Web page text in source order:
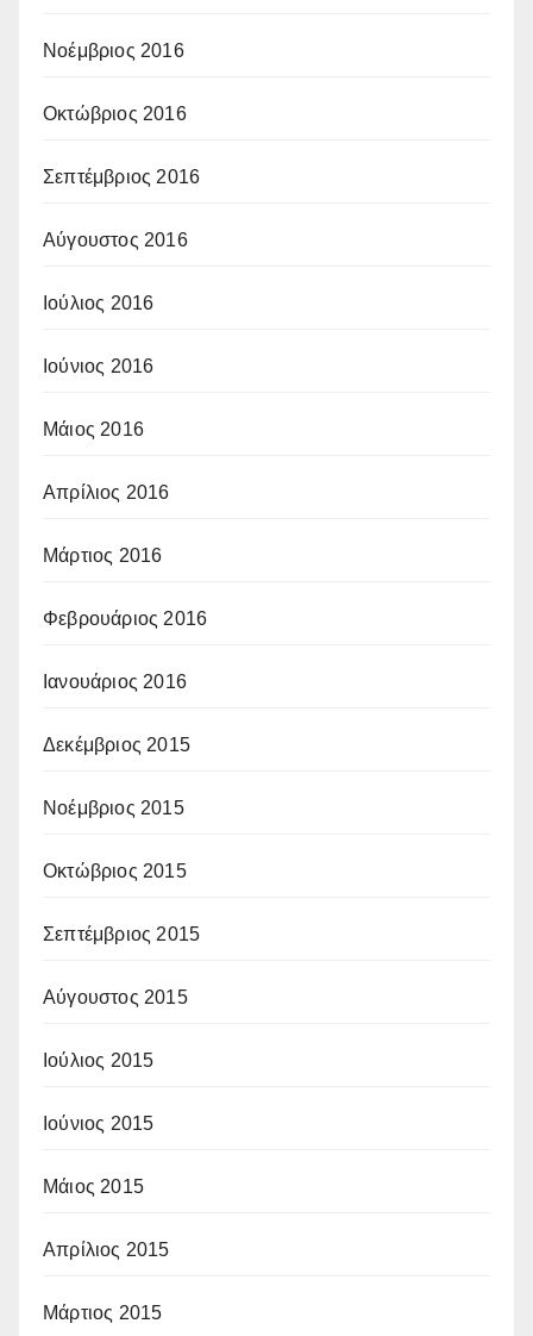
Νοέμβριος 2016
Οκτώβριος 2016
Σεπτέμβριος 2016
Αύγουστος 2016
Ιούλιος 2016
Ιούνιος 2016
Μάιος 2016
Απρίλιος 2016
Μάρτιος 2016
Φεβρουάριος 2016
Ιανουάριος 2016
Δεκέμβριος 2015
Νοέμβριος 2015
Οκτώβριος 2015
Σεπτέμβριος 2015
Αύγουστος 2015
Ιούλιος 2015
Ιούνιος 2015
Μάιος 2015
Απρίλιος 2015
Μάρτιος 2015